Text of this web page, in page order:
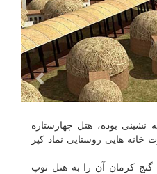
نشینی بوده، هتل چهارستاره
هایی روستایی نماد کپر
کرمان آن را به هتل توپ